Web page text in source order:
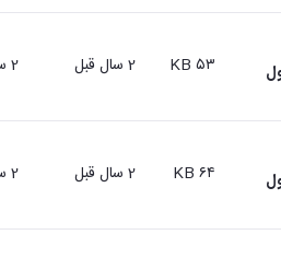
۵۳ KB 2 سال قبل 2 سال قبل
۶۴ KB 2 سال قبل 2 سال قبل